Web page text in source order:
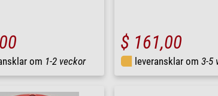
om 1-2 veckor
$ 161,00
leveransklar om 3-5